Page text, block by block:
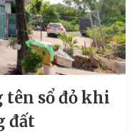
tên sổ đỏ khi
đất